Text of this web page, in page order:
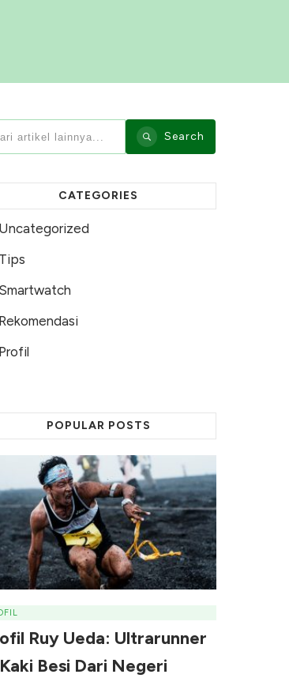
Search
CATEGORIES
Uncategorized
Tips
Smartwatch
Rekomendasi
Profil
POPULAR POSTS
Ruy Ueda: Ultrarunner
Besi Dari Negeri